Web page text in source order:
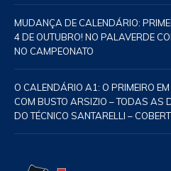
MUDANÇA DE CALENDÁRIO:
4 DE OUTUBRO! NO PALAVERDE
NO CAMPEONATO
O CALENDÁRIO A1: O PRIMEIRO
COM BUSTO ARSIZIO – TODAS AS
DO TÉCNICO SANTARELLI –